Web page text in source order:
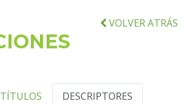
VOLVER ATRÁS
TÍTULOS DESCRIPTORES